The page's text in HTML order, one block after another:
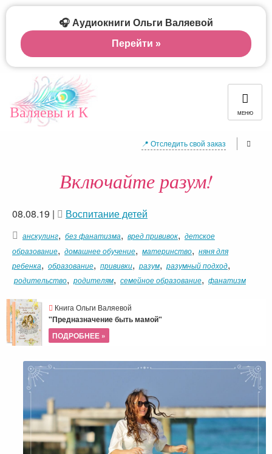
Валяевы и К МЕНЮ
📍 Отследить свой заказ
Включайте разум!
08.08.19 | Воспитание детей
анскулинг, без фанатизма, вред прививок, детское
образование, домашнее обучение, материнство, няня для
ребенка, образование, прививки, разум, разумный подход,
родительство, родителям, семейное образование, фанатизм
Книга Ольги Валяевой
"Предназначение быть мамой"
ПОДРОБНЕЕ »
🎧 Аудиокниги Ольги Валяевой
Перейти »